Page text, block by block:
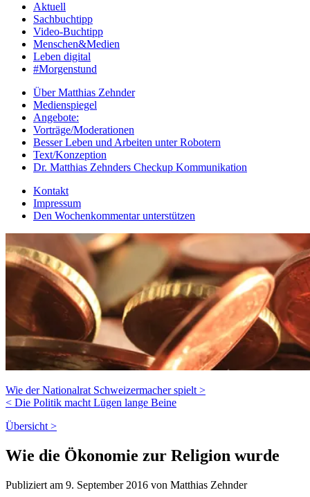
Aktuell
Sachbuchtipp
Video-Buchtipp
Menschen&Medien
Leben digital
#Morgenstund
Über Matthias Zehnder
Medienspiegel
Angebote:
Vorträge/Moderationen
Besser Leben und Arbeiten unter Robotern
Text/Konzeption
Dr. Matthias Zehnders Checkup Kommunikation
Kontakt
Impressum
Den Wochenkommentar unterstützen
Wie der Nationalrat Schweizermacher spielt >
< Die Politik macht Lügen lange Beine
Übersicht >
Wie die Ökonomie zur Religion wurde
Publiziert am 9. September 2016 von Matthias Zehnder